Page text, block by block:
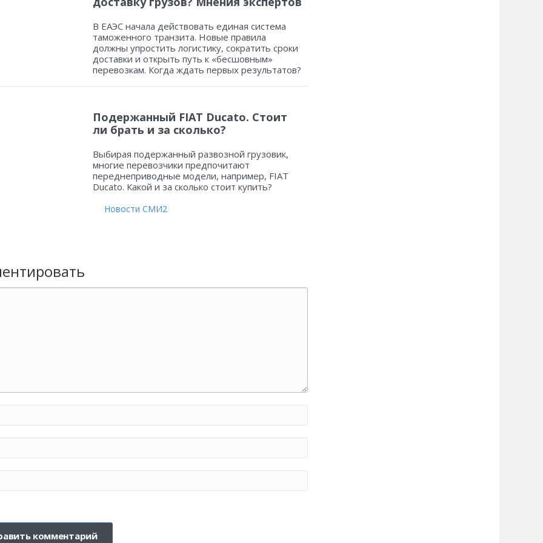
В ЕАЭС начала действовать единая система
таможенного транзита. Новые правила
должны упростить логистику, сократить сроки
доставки и открыть путь к «бесшовным»
перевозкам. Когда ждать первых результатов?
Подержанный FIAT Ducato. Стоит
ли брать и за сколько?
Выбирая подержанный развозной грузовик,
многие перевозчики предпочитают
переднеприводные модели, например, FIAT
Ducato. Какой и за сколько стоит купить?
Новости СМИ2